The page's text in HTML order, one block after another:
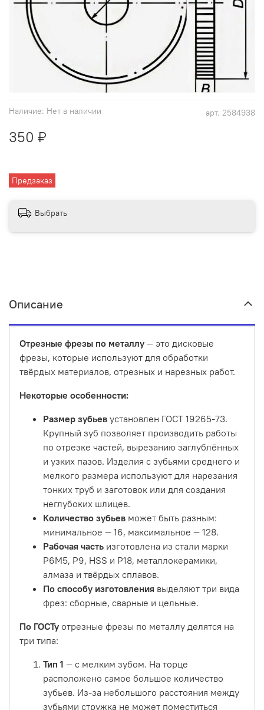
арт. 2584938
Наличие: Нет в наличии
Предзаказ
350 ₽
Выбрать
Описание
Отрезные фрезы по металлу — это дисковые
фрезы, которые используют для обработки
твёрдых материалов, отрезных и нарезных работ.
Некоторые особенности:
Размер зубьев установлен ГОСТ 19265-73.
Крупный зуб позволяет производить работы
по отрезке частей, вырезанию заглублённых
и узких пазов. Изделия с зубьями среднего и
мелкого размера используют для нарезания
тонких труб и заготовок или для создания
неглубоких шлицев.
Количество зубьев может быть разным:
минимальное — 16, максимальное — 128.
Рабочая часть изготовлена из стали марки
Р6М5, Р9, HSS и Р18, металлокерамики,
алмаза и твёрдых сплавов.
По способу изготовления выделяют три вида
фрез: сборные, сварные и цельные.
По ГОСТу отрезные фрезы по металлу делятся на
три типа:
Тип 1 — с мелким зубом. На торце
расположено самое большое количество
зубьев. Из-за небольшого расстояния между
зубьями стружка не может поместиться